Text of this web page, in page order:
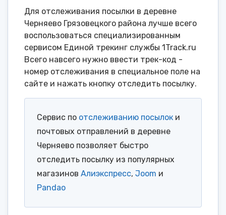
Для отслеживания посылки в деревне
Черняево Грязовецкого района лучше всего
воспользоваться специализированным
сервисом Единой трекинг службы 1Track.ru
Всего навсего нужно ввести трек-код -
номер отслеживания в специальное поле на
сайте и нажать кнопку отследить посылку.
Сервис по отслеживанию посылок и
почтовых отправлений в деревне
Черняево позволяет быстро
отследить посылку из популярных
магазинов Алиэкспресс, Joom и
Pandao